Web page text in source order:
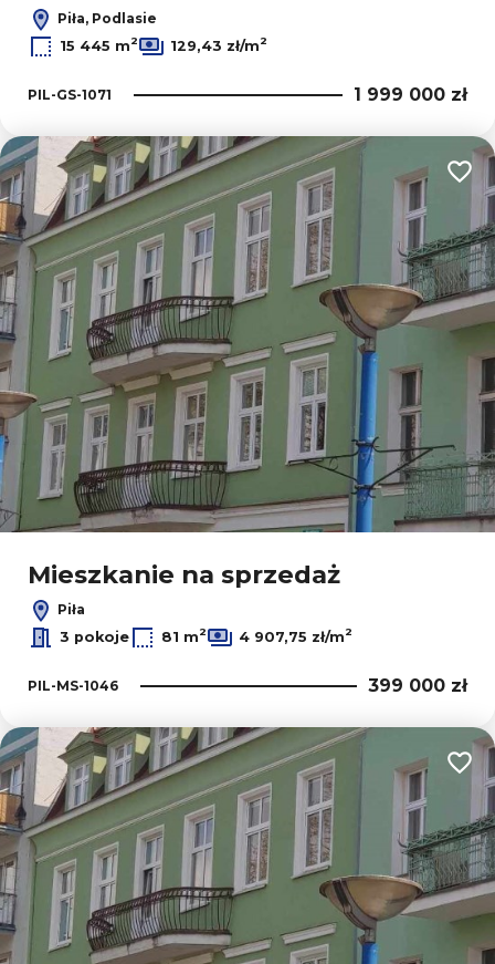
Piła, Podlasie
15 445 m2 129,43 zł/m2
PIL-GS-1071 1 999 000 zł
Mieszkanie na sprzedaż
Piła
3 pokoje
81 m2 4 907,75 zł/m2
PIL-MS-1046 399 000 zł